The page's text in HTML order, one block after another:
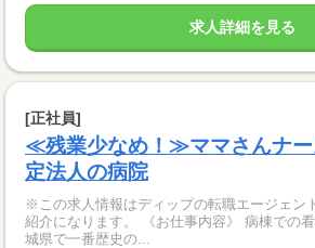
求人詳細を見る
[正社員]
≪残業少なめ！≫ママさんナ
定法人の病院
※この求人情報はディップの転職エージェン
紹介になります。 《お仕事内容》 病棟での看護業務 ◆ポ
城県で一番歴史の...